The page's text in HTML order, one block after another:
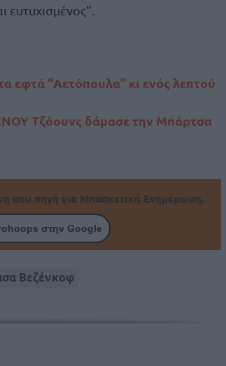
εφτά “Αετόπουλα” κι ενός λεπτού
Τζόουνς δάμασε την Μπάρτσα
σου πηγή για Μπασκετική Ενημέρωση.
στην Google
Βεζένκοφ